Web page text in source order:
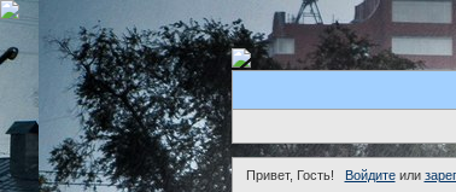
Привет, Гость! Войдитеили